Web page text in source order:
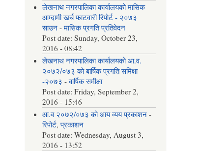
लेखनाथ नगरपालिका कार्यालयको मासिक
आम्दामी खर्च फाटवारी रिपोर्ट - २०७३
साउन-मासिक प्रगति प्रतिवेदन
Post date:Sunday, October 23,
2016 - 08:42
लेखनाथ नगरपालिका कार्यालयको आ.व.
२०७२/०७३ को बार्षिक प्रगति समिक्षा
-२०७३-वार्षिक समीक्षा
Post date:Friday, September 2,
2016 - 15:46
आ.व २०७२/०७३ को आय व्यय प्रकाशन-
रिपोर्ट,प्रकाशन
Post date:Wednesday, August 3,
2016 - 13:52